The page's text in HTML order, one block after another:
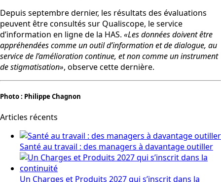
Depuis septembre dernier, les résultats des évaluations
peuvent être consultés sur Qualiscope, le service
d’information en ligne de la HAS. «Les données doivent être
appréhendées comme un outil d’information et de dialogue, au
service de l’amélioration continue, et non comme un instrument
de stigmatisation», observe cette dernière.
Photo : Philippe Chagnon
Articles récents
Santé au travail : des managers à davantage outiller
Un Charges et Produits 2027 qui s’inscrit dans la